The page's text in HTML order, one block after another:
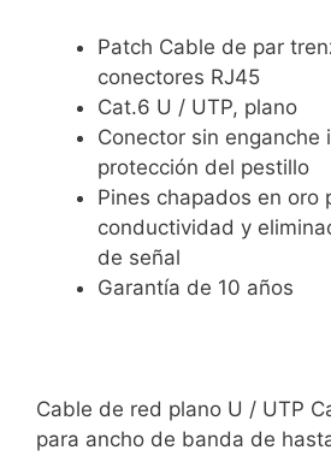
Patch Cable de par
conectores RJ45
Cat.6 U / UTP, plano
Conector sin enganche
protección del pestillo
Pines chapados en oro
conductividad y
de señal
Garantía de 10 años
Cable de red plano U / UTP
para ancho de banda de